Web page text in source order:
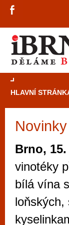
HLAVNÍ
Brno,
vinotéky
bílá vína
loňských,
Mimo jiné